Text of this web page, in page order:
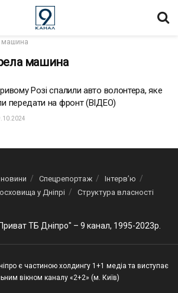
машина
машина
Розі спалили авто волонтера, яке
передати на фронт (ВІДЕО)
новини Спецрепортаж
Інтерв’ю
у Дніпрі Структура власності
ТБ Дніпро" – 9 канал, 1995-2023р.
є частиною холдингу 1+1 медіа та виступає
вікном каналу «2+2» (м. Київ)